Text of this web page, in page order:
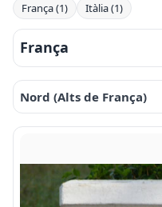
França (1) Itàlia (1)
França
Nord (Alts de França)